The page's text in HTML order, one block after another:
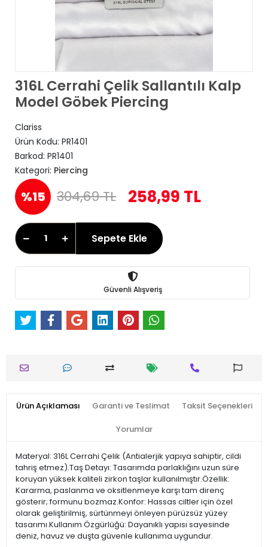
316L Cerrahi Çelik Sallantılı Kalp
Model Göbek Piercing
Clariss
Ürün Kodu: PR1401
Barkod: PR1401
Kategori: Piercing
%15 304,69 TL 258,99 TL
Sepete Ekle
Güvenli Alışveriş
Ürün Açıklaması Garanti ve Teslimat Taksit Seçenekleri
Yorumlar
Materyal: 316L Cerrahi Çelik (Antialerjik yapıya sahiptir, cildi
tahriş etmez).Taş Detayı: Tasarımda parlaklığını uzun süre
koruyan yüksek kaliteli zirkon taşlar kullanılmıştır.Özellik:
Kararma, paslanma ve oksitlenmeye karşı tam direnç
gösterir; formunu bozmaz.Konfor: Hassas ciltler için özel
olarak geliştirilmiş, sürtünmeyi önleyen pürüzsüz yüzey
tasarımı.Kullanım Özgürlüğü: Dayanıklı yapısı sayesinde
deniz, havuz ve duşta güvenle kullanıma uygundur.